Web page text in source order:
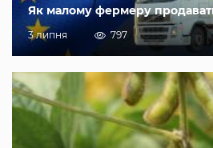
Як малому фермеру
3 липня 797